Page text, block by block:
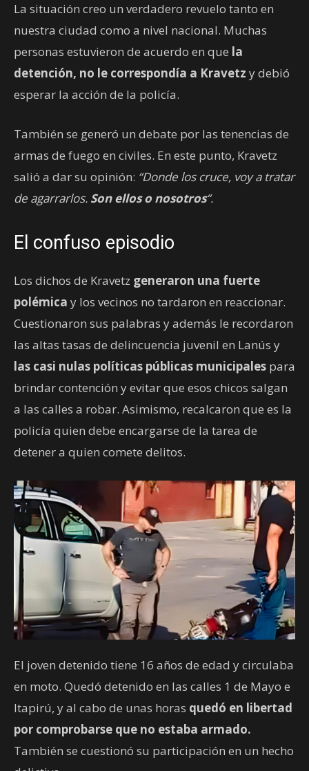
La situación creo un verdadero revuelo tanto en
nuestra ciudad como a nivel nacional. Muchas
personas estuvieron de acuerdo en que la
detención, no le correspondía a Kravetz y debió
esperar la acción de la policía.
También se generó un debate por las tenencias de
armas de fuego en civiles. En este punto, Kravetz
salió a dar su opinión: “Donde los cruce, voy a tratar
de agarrarlos. Son ellos o nosotros“.
El confuso episodio
Los dichos de Kravetz generaron una fuerte
polémica y los vecinos no tardaron en reaccionar.
Cuestionaron sus palabras y además le recordaron
las altas tasas de delincuencia juvenil en Lanús y
las casi nulas políticas públicas municipales para
brindar contención y evitar que esos chicos salgan
a las calles a robar. Asimismo, recalcaron que es la
policía quien debe encargarse de la tarea de
detener a quien comete delitos.
El joven detenido tiene 16 años de edad y circulaba
en moto. Quedó detenido en las calles 1 de Mayo e
Itapirú, y al cabo de unas horas quedó en libertad
por comprobarse que no estaba armado.
También se cuestionó su participación en un hecho